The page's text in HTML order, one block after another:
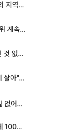
동해안은 시간당 80㎜ 폭우, 그 외 지역은 폭염…‘극과 극 날씨’
[내일 날씨] 폭염 한풀 꺾여도 무더위 계속⋯동해안 이틀 연속 비
임영웅, 어느덧 데뷔 10주년⋯"가진 것 없던 시절, 내 앞엔 20명의 팬뿐"
'굿 윌 헌팅' 배우 "기아 EV2 덕분에 살아"…교통사고 후 안전성 극찬
李대통령 “청년이 결혼 망설이는 일 없어야...제도상 불이익 조사”
놀란 감독 '오디세이', 개봉 4일 만에 100만 돌파⋯'왕사남' 보다 빠르다